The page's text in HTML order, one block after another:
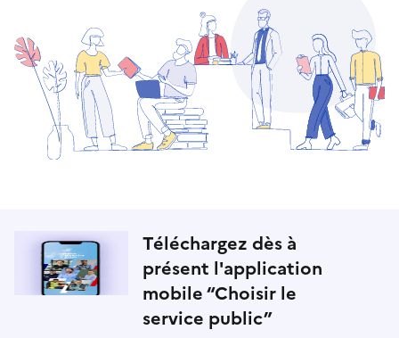
Téléchargez dès à
présent l'application
mobile “Choisir le
service public”